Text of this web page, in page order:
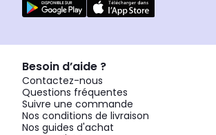
Besoin d’aide ?
Contactez-nous
Questions fréquentes
Suivre une commande
Nos conditions de livraison
Nos guides d'achat